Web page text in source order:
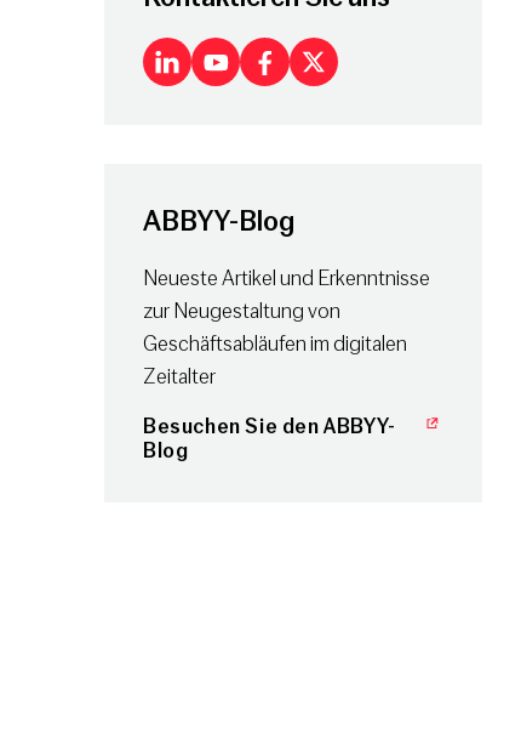
LinkedIn
Youtube
Facebook
X
ABBYY-Blog
Neueste Artikel und Erkenntnisse
zur Neugestaltung von
Geschäftsabläufen im digitalen
Zeitalter
Besuchen Sie den ABBYY-
Blog